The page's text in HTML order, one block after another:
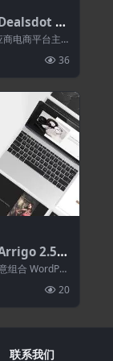
1.
题
电商平台主
36
2.5.2
W
组合 WordPre
20
联系我们